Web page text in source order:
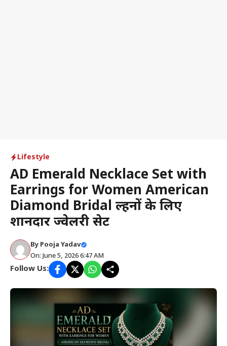
Lifestyle
AD Emerald Necklace Set with
Earrings for Women American
Diamond Bridal दुल्हनों के लिए
शानदार ज्वेलरी सेट
By Pooja Yadav
On: June 5, 2026 6:47 AM
Follow Us: